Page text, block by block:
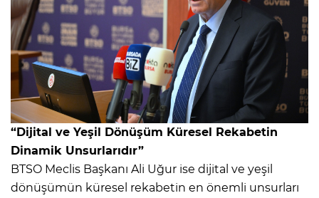
“Dijital ve Yeşil Dönüşüm Küresel Rekabetin
Dinamik Unsurlarıdır”
BTSO Meclis Başkanı Ali Uğur ise dijital ve yeşil
dönüşümün küresel rekabetin en önemli unsurları